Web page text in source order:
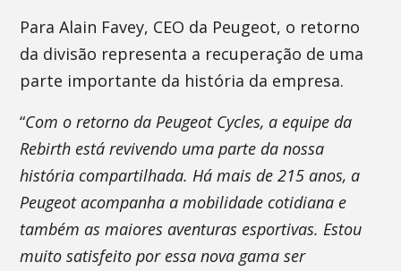
Para Alain Favey, CEO da Peugeot, o retorno
da divisão representa a recuperação de uma
parte importante da história da empresa.
“Com o retorno da Peugeot Cycles, a equipe da
Rebirth está revivendo uma parte da nossa
história compartilhada. Há mais de 215 anos, a
Peugeot acompanha a mobilidade cotidiana e
também as maiores aventuras esportivas. Estou
muito satisfeito por essa nova gama ser